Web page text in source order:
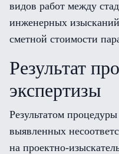
видов работ между
инженерных
сметной стоимости
Результат
экспертизы
Результатом
выявленных
на проектно-